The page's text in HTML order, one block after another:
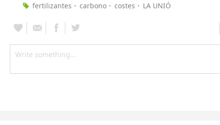
fertilizantes carbono costes LA UNIÓ